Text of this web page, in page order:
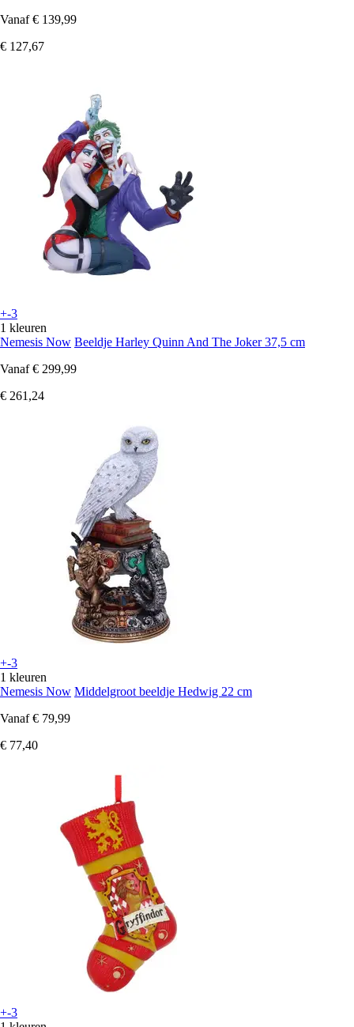
Vanaf € 139,99
€ 127,67
+-3
1 kleuren
Nemesis Now Beeldje Harley Quinn And The Joker 37,5 cm
Vanaf € 299,99
€ 261,24
+-3
1 kleuren
Nemesis Now Middelgroot beeldje Hedwig 22 cm
Vanaf € 79,99
€ 77,40
+-3